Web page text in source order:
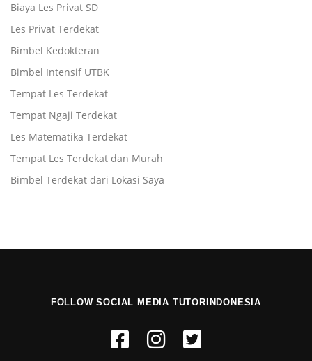
Biaya Les Privat SD
Les Privat Terdekat
Bimbel Kedokteran
Bimbel Intensif UTBK
Tempat Les Terdekat
Tempat Ngaji Terdekat
Les Matematika Terdekat
Tempat Les Terdekat dan Murah
Bimbel Terdekat dari Lokasi Saya
FOLLOW SOCIAL MEDIA TUTORINDONESIA